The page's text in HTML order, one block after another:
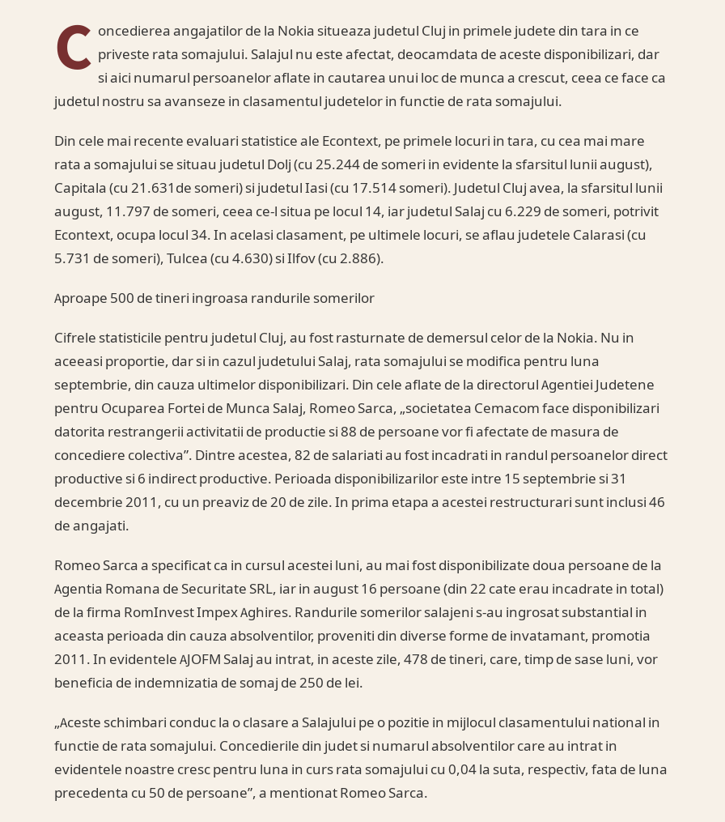
C oncedierea angajatilor de la Nokia situeaza judetul Cluj in primele judete din tara in ce
priveste rata somajului. Salajul nu este afectat, deocamdata de aceste disponibilizari, dar
si aici numarul persoanelor aflate in cautarea unui loc de munca a crescut, ceea ce face ca
judetul nostru sa avanseze in clasamentul judetelor in functie de rata somajului.
Din cele mai recente evaluari statistice ale Econtext, pe primele locuri in tara, cu cea mai mare
rata a somajului se situau judetul Dolj (cu 25.244 de someri in evidente la sfarsitul lunii august),
Capitala (cu 21.631de someri) si judetul Iasi (cu 17.514 someri). Judetul Cluj avea, la sfarsitul lunii
august, 11.797 de someri, ceea ce-l situa pe locul 14, iar judetul Salaj cu 6.229 de someri, potrivit
Econtext, ocupa locul 34. In acelasi clasament, pe ultimele locuri, se aflau judetele Calarasi (cu
5.731 de someri), Tulcea (cu 4.630) si Ilfov (cu 2.886).
Aproape 500 de tineri ingroasa randurile somerilor
Cifrele statisticile pentru judetul Cluj, au fost rasturnate de demersul celor de la Nokia. Nu in
aceeasi proportie, dar si in cazul judetului Salaj, rata somajului se modifica pentru luna
septembrie, din cauza ultimelor disponibilizari. Din cele aflate de la directorul Agentiei Judetene
pentru Ocuparea Fortei de Munca Salaj, Romeo Sarca, „societatea Cemacom face disponibilizari
datorita restrangerii activitatii de productie si 88 de persoane vor fi afectate de masura de
concediere colectiva”. Dintre acestea, 82 de salariati au fost incadrati in randul persoanelor direct
productive si 6 indirect productive. Perioada disponibilizarilor este intre 15 septembrie si 31
decembrie 2011, cu un preaviz de 20 de zile. In prima etapa a acestei restructurari sunt inclusi 46
de angajati.
Romeo Sarca a specificat ca in cursul acestei luni, au mai fost disponibilizate doua persoane de la
Agentia Romana de Securitate SRL, iar in august 16 persoane (din 22 cate erau incadrate in total)
de la firma RomInvest Impex Aghires. Randurile somerilor salajeni s-au ingrosat substantial in
aceasta perioada din cauza absolventilor, proveniti din diverse forme de invatamant, promotia
2011. In evidentele AJOFM Salaj au intrat, in aceste zile, 478 de tineri, care, timp de sase luni, vor
beneficia de indemnizatia de somaj de 250 de lei.
„Aceste schimbari conduc la o clasare a Salajului pe o pozitie in mijlocul clasamentului national in
functie de rata somajului. Concedierile din judet si numarul absolventilor care au intrat in
evidentele noastre cresc pentru luna in curs rata somajului cu 0,04 la suta, respectiv, fata de luna
precedenta cu 50 de persoane”, a mentionat Romeo Sarca.